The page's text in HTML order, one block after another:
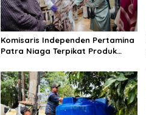
Komisaris Independen Pertamina
Patra Niaga Terpikat Produk
Sentuhan Kemanusiaan dan
Keberlanjutan